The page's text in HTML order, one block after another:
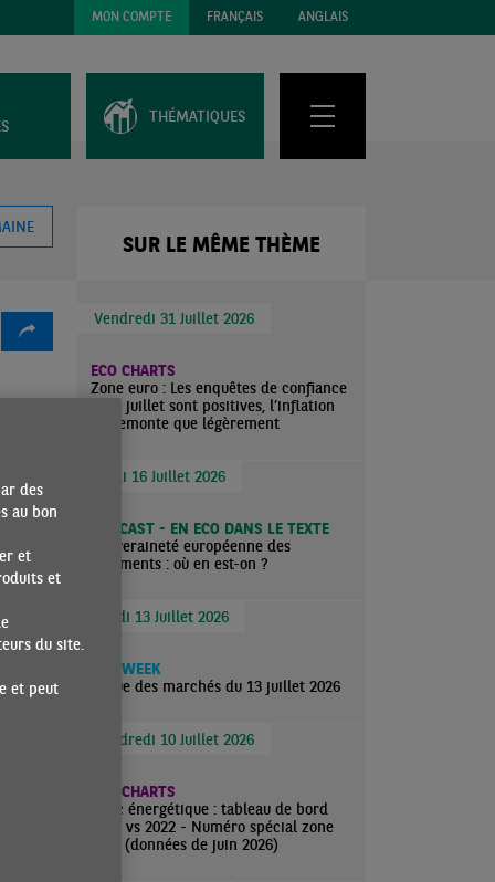
MON COMPTE FRANÇAIS ANGLAIS
THÉMATIQUES
SUR LE MÊME THÈME
Vendredi 31 Juillet 2026
ECO CHARTS
Zone euro : Les enquêtes de confiance
pour juillet sont positives, l’inflation
ne remonte que légèrement
Jeudi 16 Juillet 2026
PODCAST - EN ECO DANS LE TEXTE
Souveraineté européenne des
paiements : où en est-on ?
Lundi 13 Juillet 2026
ECO WEEK
Revue des marchés du 13 juillet 2026
Vendredi 10 Juillet 2026
ECO CHARTS
Choc énergétique : tableau de bord
2026 vs 2022 - Numéro spécial zone
euro (données de juin 2026)
des
au bon
et
et
du site.
et peut